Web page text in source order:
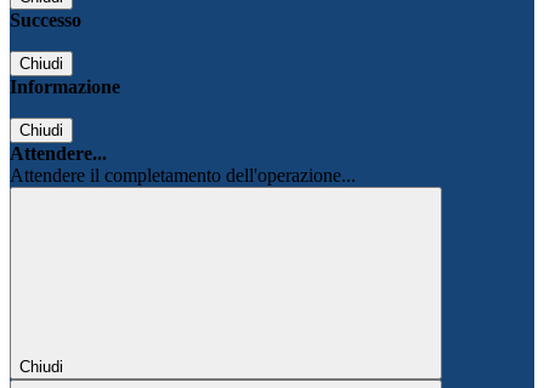
Successo
Chiudi
Informazione
Chiudi
Attendere...
Attendere il completamento dell'operazione...
Chiudi